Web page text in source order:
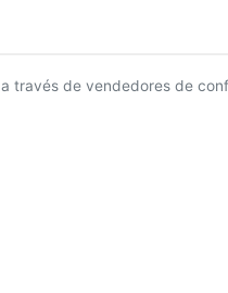
través de vendedores de